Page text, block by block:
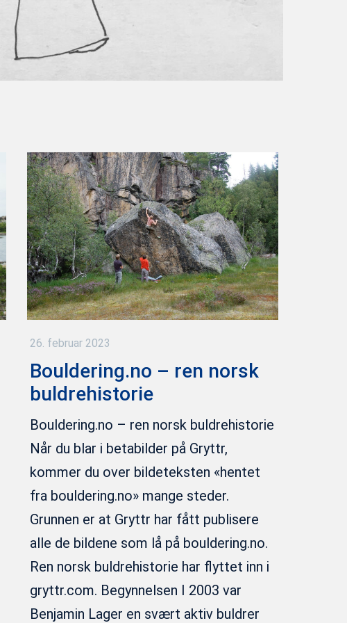
26. februar 2023
Bouldering.no – ren norsk
buldrehistorie
Bouldering.no – ren norsk buldrehistorie
Når du blar i betabilder på Gryttr,
kommer du over bildeteksten «hentet
fra bouldering.no» mange steder.
Grunnen er at Gryttr har fått publisere
alle de bildene som lå på bouldering.no.
Ren norsk buldrehistorie har flyttet inn i
gryttr.com. Begynnelsen I 2003 var
Benjamin Lager en svært aktiv buldrer